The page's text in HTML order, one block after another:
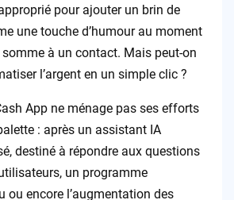
pour ajouter un brin de
une touche d’humour au moment
à un contact. Mais peut-on
l’argent en un simple clic ?
App ne ménage pas ses efforts
: après un assistant IA
destiné à répondre aux questions
un programme
ou encore l’augmentation des